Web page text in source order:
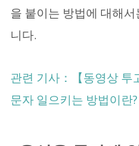
을 붙이는 방법에 대해
니다.
관련 기사：【동영상
문자 일으키는 방법이란